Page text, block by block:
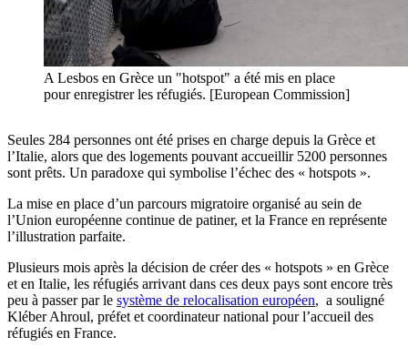
A Lesbos en Grèce un "hotspot" a été mis en place
pour enregistrer les réfugiés. [European Commission]
Seules 284 personnes ont été prises en charge depuis la Grèce et
l’Italie, alors que des logements pouvant accueillir 5200 personnes
sont prêts. Un paradoxe qui symbolise l’échec des « hotspots ».
La mise en place d’un parcours migratoire organisé au sein de
l’Union européenne continue de patiner, et la France en représente
l’illustration parfaite.
Plusieurs mois après la décision de créer des « hotspots » en Grèce
et en Italie, les réfugiés arrivant dans ces deux pays sont encore très
peu à passer par le système de relocalisation européen, a souligné
Kléber Ahroul, préfet et coordinateur national pour l’accueil des
réfugiés en France.